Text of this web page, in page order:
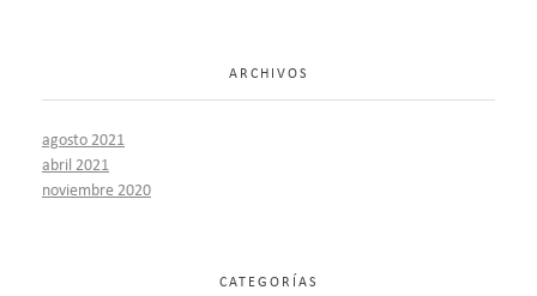
ARCHIVOS
agosto 2021
abril 2021
noviembre 2020
CATEGORÍAS